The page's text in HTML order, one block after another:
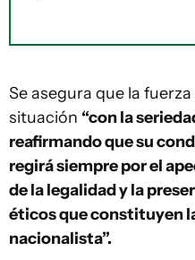
Se asegura que la
situación “con la
reafirmando que su
regirá siempre por el
de la legalidad y la
éticos que constituyen
nacionalista”.